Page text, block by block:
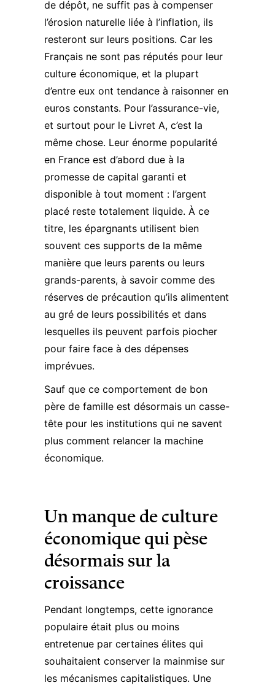
de dépôt, ne suffit pas à compenser
l’érosion naturelle liée à l’inflation, ils
resteront sur leurs positions. Car les
Français ne sont pas réputés pour leur
culture économique, et la plupart
d’entre eux ont tendance à raisonner en
euros constants. Pour l’assurance-vie,
et surtout pour le Livret A, c’est la
même chose. Leur énorme popularité
en France est d’abord due à la
promesse de capital garanti et
disponible à tout moment : l’argent
placé reste totalement liquide. À ce
titre, les épargnants utilisent bien
souvent ces supports de la même
manière que leurs parents ou leurs
grands-parents, à savoir comme des
réserves de précaution qu’ils alimentent
au gré de leurs possibilités et dans
lesquelles ils peuvent parfois piocher
pour faire face à des dépenses
imprévues.
Sauf que ce comportement de bon
père de famille est désormais un casse-
tête pour les institutions qui ne savent
plus comment relancer la machine
économique.
Un manque de culture
économique qui pèse
désormais sur la
croissance
Pendant longtemps, cette ignorance
populaire était plus ou moins
entretenue par certaines élites qui
souhaitaient conserver la mainmise sur
les mécanismes capitalistiques. Une